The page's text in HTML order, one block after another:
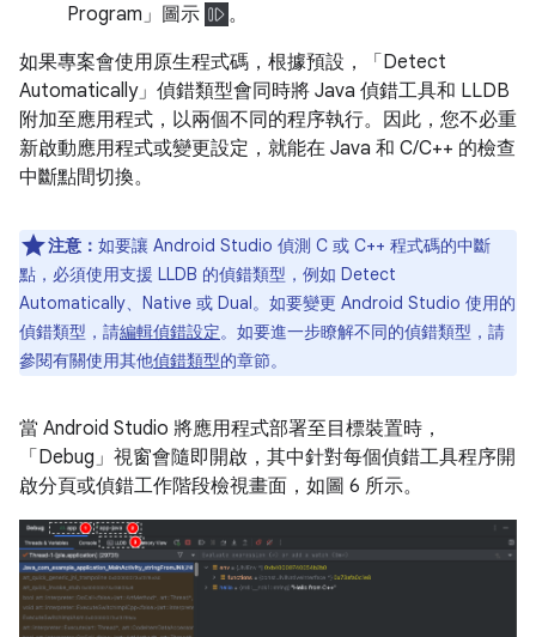
Program」圖示
。
如果專案會使用原生程式碼，根據預設，「Detect
Automatically」偵錯類型會同時將 Java 偵錯工具和 LLDB
附加至應用程式，以兩個不同的程序執行。因此，您不必重
新啟動應用程式或變更設定，就能在 Java 和 C/C++ 的檢查
中斷點間切換。
注意： 如要讓 Android Studio 偵測 C 或 C++ 程式碼的中斷
點，必須使用支援 LLDB 的偵錯類型，例如 Detect
Automatically、Native 或 Dual。如要變更 Android Studio 使用的
偵錯類型，請編輯偵錯設定。如要進一步瞭解不同的偵錯類型，請
參閱有關使用其他偵錯類型的章節。
當 Android Studio 將應用程式部署至目標裝置時，
「Debug」視窗會隨即開啟，其中針對每個偵錯工具程序開
啟分頁或偵錯工作階段檢視畫面，如圖 6 所示。